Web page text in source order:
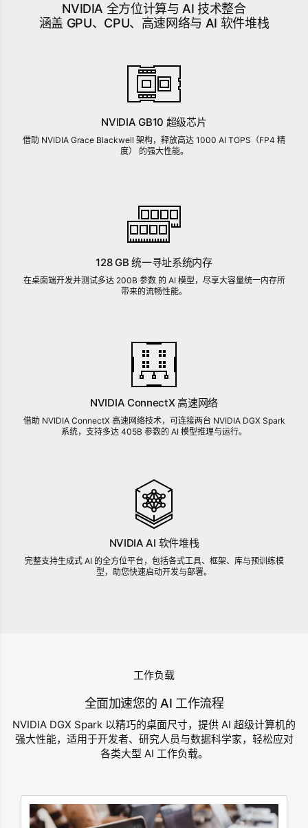
NVIDIA 全方位计算与 AI 技术整合
涵盖 GPU、CPU、高速网络与 AI 软件堆栈
NVIDIA GB10 超级芯片
借助 NVIDIA Grace Blackwell 架构，释放高达 1000 AI TOPS（FP4 精
度） 的强大性能。
128 GB 统一寻址系统内存
在桌面端开发并测试多达 200B 参数 的 AI 模型，尽享大容量统一内存所
带来的流畅性能。
NVIDIA ConnectX 高速网络
借助 NVIDIA ConnectX 高速网络技术，可连接两台 NVIDIA DGX Spark
系统，支持多达 405B 参数的 AI 模型推理与运行。
NVIDIA AI 软件堆栈
完整支持生成式 AI 的全方位平台，包括各式工具、框架、库与预训练模
型，助您快速启动开发与部署。
工作负载
全面加速您的 AI 工作流程
NVIDIA DGX Spark 以精巧的桌面尺寸，提供 AI 超级计算机的
强大性能，适用于开发者、研究人员与数据科学家，轻松应对
各类大型 AI 工作负载。